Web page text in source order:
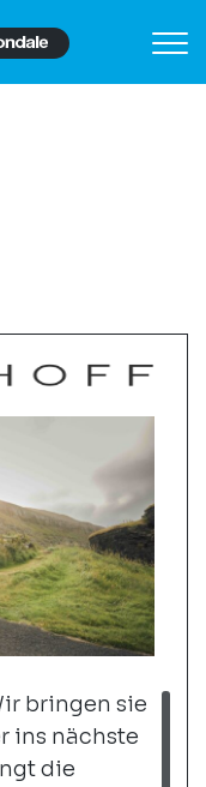
bringen sie
ins nächste
die